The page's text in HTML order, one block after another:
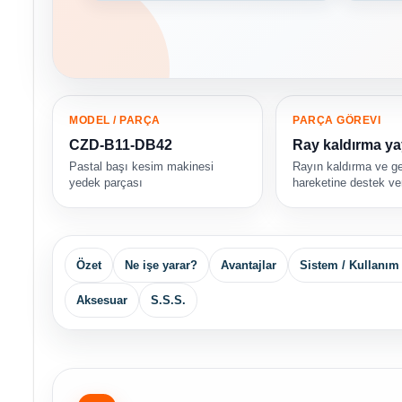
MODEL / PARÇA
CZD-B11-DB42
Pastal başı kesim makinesi
yedek parçası
PARÇA GÖREVI
Ray kaldırma
Rayın kaldırma ve
hareketine destek
Özet Ne işe yarar? Avantajlar Sistem / Kullanım
Aksesuar S.S.S.